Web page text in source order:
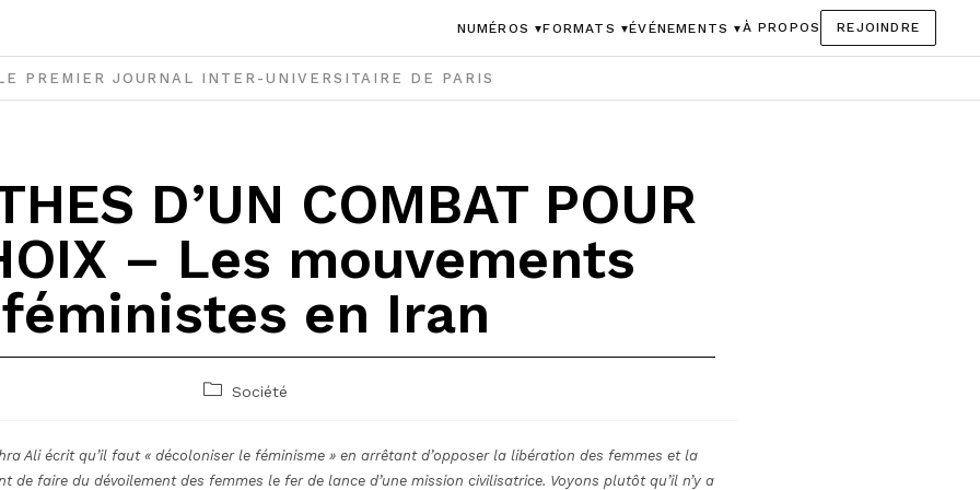
NUMÉROS ▾FORMATS ▾ÉVÉNEMENTS ▾À PROPOS REJOINDRE
PREMIER JOURNAL INTER-UNIVERSITAIRE DE PARIS
D’UN COMBAT POUR
– Les mouvements
féministes en Iran
PostSociété
Ali écrit qu’il faut « décoloniser le féminisme » en arrêtant d’opposer la libération des femmes et la
de faire du dévoilement des femmes le fer de lance d’une mission civilisatrice. Voyons plutôt qu’il n’y a